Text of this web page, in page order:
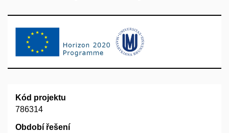
Kód projektu
786314
Období řešení